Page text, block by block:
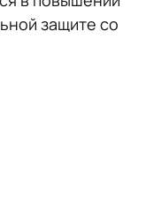
защите со